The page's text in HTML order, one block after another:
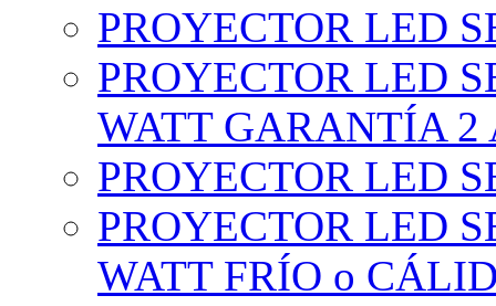
PROYECTOR LED
PROYECTOR LED
WATT GARANTÍA 2
PROYECTOR LED
PROYECTOR LED
WATT FRÍO o